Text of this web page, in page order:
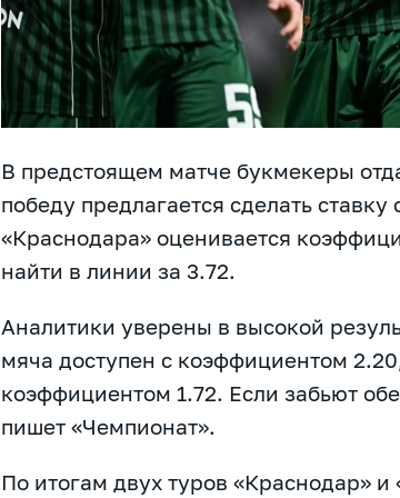
В предстоящем матче букмекеры
победу предлагается сделать
«Краснодара» оценивается
найти в линии за 3.72.
Аналитики уверены в высокой
мяча доступен с коэффициентом
коэффициентом 1.72. Если забьют
пишет «Чемпионат».
По итогам двух туров «Краснодар»